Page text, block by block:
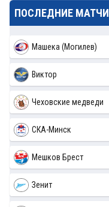
ПОСЛЕДНИЕ МАТЧИ
Машека (Могилев)
Виктор
Чеховские медведи
СКА-Минск
Мешков Брест
Зенит